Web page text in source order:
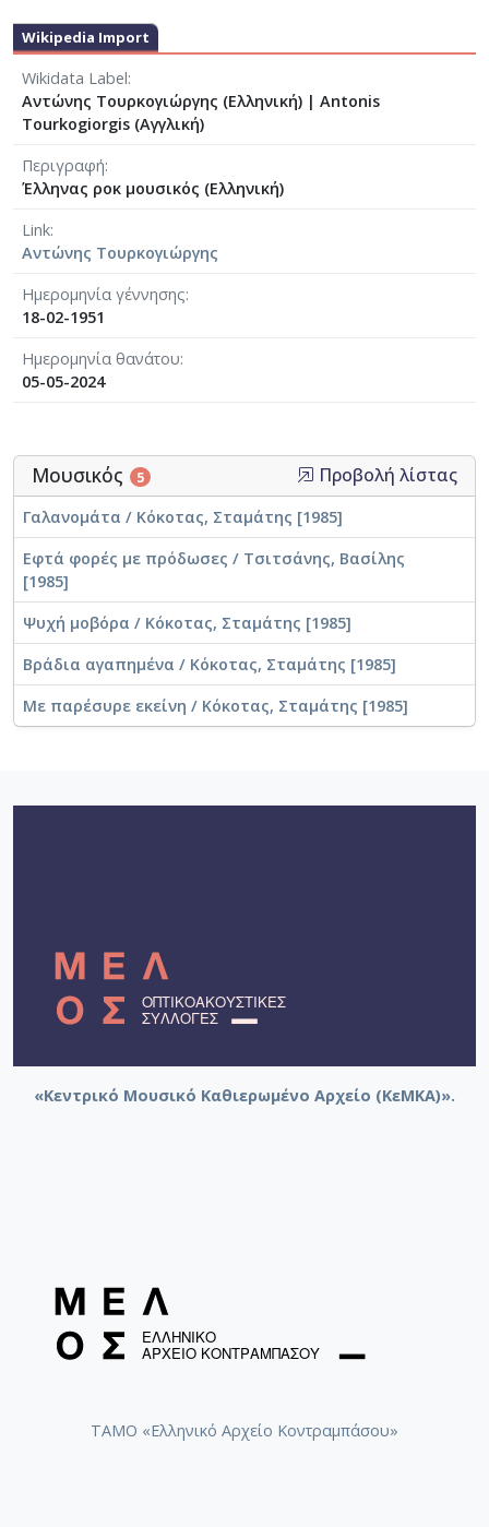
Wikipedia Import
Wikidata Label
Αντώνης Τουρκογιώργης (Ελληνική) | Antonis
Tourkogiorgis (Αγγλική)
Περιγραφή
Έλληνας ροκ μουσικός (Ελληνική)
Link
Αντώνης Τουρκογιώργης
Ημερομηνία γέννησης
18-02-1951
Ημερομηνία θανάτου
05-05-2024
Μουσικός 5 Προβολή λίστας
Γαλανομάτα / Κόκοτας, Σταμάτης [1985]
Εφτά φορές με πρόδωσες / Τσιτσάνης, Βασίλης
[1985]
Ψυχή μοβόρα / Κόκοτας, Σταμάτης [1985]
Βράδια αγαπημένα / Κόκοτας, Σταμάτης [1985]
Με παρέσυρε εκείνη / Κόκοτας, Σταμάτης [1985]
«Κεντρικό Μουσικό Καθιερωμένο Αρχείο (ΚεΜΚΑ)».
ΤΑΜΟ «Ελληνικό Αρχείο Κοντραμπάσου»